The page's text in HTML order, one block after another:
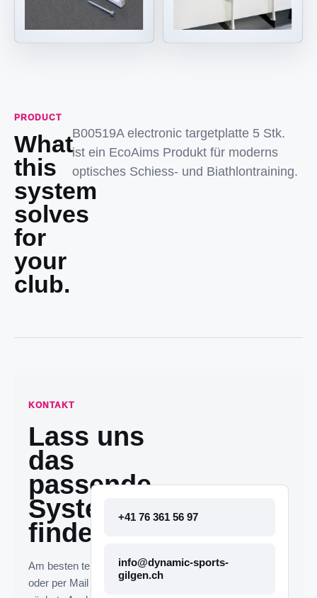
PRODUCT
What
this
system
solves
for
your
club.
B00519A electronic targetplatte 5 Stk.
ist ein EcoAims Produkt für moderns
optisches Schiess- und Biathlontraining.
KONTAKT
Lass uns
das
passende
System
finden.
Am besten telefonisch
oder per Mail melden. Die
+41 76 361 56 97
info@dynamic-sports-
gilgen.ch